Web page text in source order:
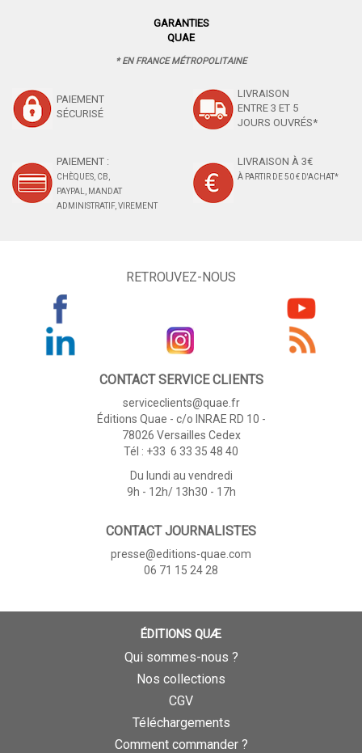
GARANTIES
QUAE
* EN FRANCE MÉTROPOLITAINE
PAIEMENT
SÉCURISÉ
LIVRAISON
ENTRE 3 ET 5
JOURS OUVRÉS*
PAIEMENT :
CHÈQUES, CB,
PAYPAL, MANDAT
ADMINISTRATIF, VIREMENT
LIVRAISON À 3€
À PARTIR DE 50 € D'ACHAT*
RETROUVEZ-NOUS
CONTACT SERVICE CLIENTS
serviceclients@quae.fr
Éditions Quae - c/o INRAE RD 10 -
78026 Versailles Cedex
Tél : +33 6 33 35 48 40
Du lundi au vendredi
9h - 12h/ 13h30 - 17h
CONTACT JOURNALISTES
presse@editions-quae.com
06 71 15 24 28
ÉDITIONS QUÆ
Qui sommes-nous ?
Nos collections
CGV
Téléchargements
Comment commander ?